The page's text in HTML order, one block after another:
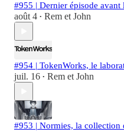
#955 | Dernier épisode avant
août 4 • Rem et John
#954 | TokenWorks, le
juil. 16 • Rem et John
#953 | Normies, la collection